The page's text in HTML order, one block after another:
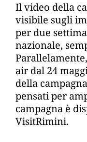
Il video della
visibile sugli
per due
nazionale,
air dal 24
della
pensati per
campagna è
VisitRimini.